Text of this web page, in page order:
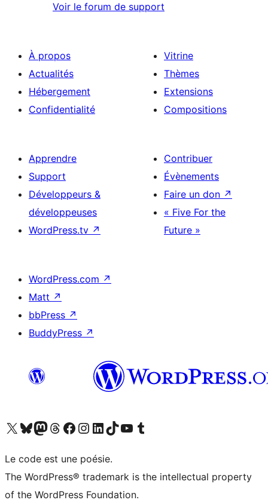
Voir le forum de support
À propos
Actualités
Hébergement
Confidentialité
Vitrine
Thèmes
Extensions
Compositions
Apprendre
Support
Développeurs &
développeuses
WordPress.tv ↗
Contribuer
Évènements
Faire un don ↗
« Five For the
Future »
WordPress.com ↗
Matt ↗
bbPress ↗
BuddyPress ↗
Visitez notre compte X (précédemment Twitter)
Visiter notre compte Bluesky
Visiter notre compte Mastodon
Visiter notre compte Threads
Consulter notre compte Facebook
Consulter notre compte Instagram
Consulter notre compte LinkedIn
Visiter notre compte TokTok
Visiter notre chaîne YouTube
Visiter notre compte Tumblr
Le code est une poésie.
The WordPress® trademark is the intellectual property
of the WordPress Foundation.